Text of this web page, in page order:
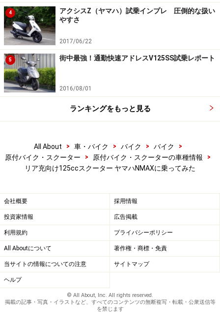
PCXのインプレッションの際にも感じたとことですが、
原付2種クラスのLEDヘッドライトは明るさという面では
一般的なバルブと大差ないように感じます。
消費電力の大きいヘッドライトをLED化にして省電力を
抑えることで燃費を向上させることが目的のような気が
します。ただし光の色は一般的なバルブに比べて青っぽ
い光源です。黄色っぽい一般的なバルブに比べてカスタ
ム感があります。
NMAX リアビュー
テールランプも同じくLEDを採用していますが、なぜか
ウインカーは一般的なバルブを採用しています。どうせ
ならPCXと同じくNMAXも全ての灯火類にLEDを採用し
てほしかったところです。
底が浅くフルフェイスは微妙
4
アクシスZ（ヤマハ）試乗インプレ 圧倒的な扱い
やすさ
2017/06/22
5 街中最強！通勤快速アドレスV125SS試乗レポート
2016/08/01
ランキングをもっと見る
All About > 車・バイク > バイク > バイク
>
原付バイク・スクーター
> 原付バイク・スクーターの車種情報
>
リア充向け125ccスクーター ヤマハNMAXに乗ってみた
会社概要 採用情報
投資家情報 広告掲載
利用規約 プライバシーポリシー
All Aboutについて 著作権・商標・免責
当サイトの情報についての注意 サイトマップ
ヘルプ
© All About, Inc. All rights reserved.
掲載の記事・写真・イラストなど、すべてのコンテンツの無断複写・転載・公衆送信等
を禁じます